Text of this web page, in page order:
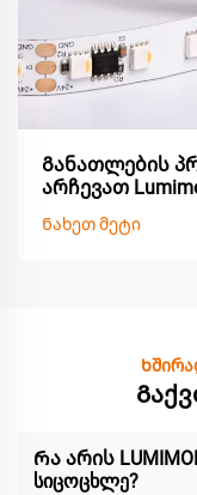
Განათლების
არჩევათ
Ნახეთ მეტი
Რა არის
სიცოცხლე?